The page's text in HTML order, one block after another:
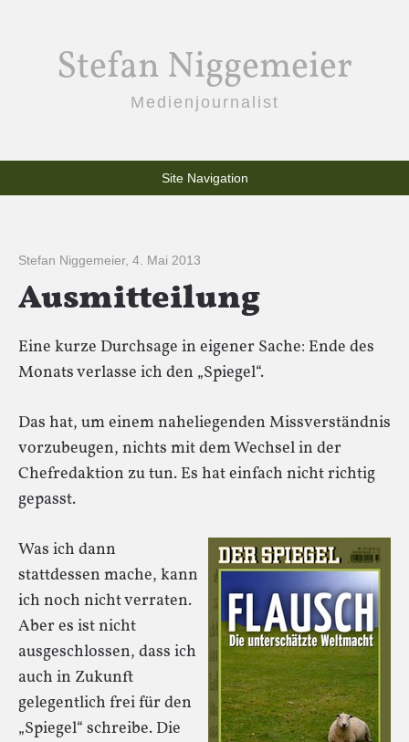
Stefan Niggemeier
Medienjournalist
Site Navigation
Stefan Niggemeier, 4. Mai 2013
Ausmitteilung
Eine kurze Durchsage in eigener Sache: Ende des
Monats verlasse ich den „Spiegel“.
Das hat, um einem naheliegenden Missverständnis
vorzubeugen, nichts mit dem Wechsel in der
Chefredaktion zu tun. Es hat einfach nicht richtig
gepasst.
Was ich dann
stattdessen mache, kann
ich noch nicht verraten.
Aber es ist nicht
ausgeschlossen, dass ich
auch in Zukunft
gelegentlich frei für den
„Spiegel“ schreibe. Die